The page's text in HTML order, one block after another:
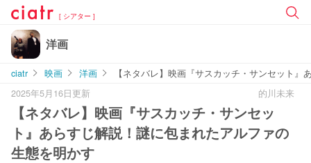
[ シアター ]
洋画
ciatr 映画 洋画
【ネタバレ】映画『サスカッチ・サンセット
2025年5月16日更新
的川未来
【ネタバレ】映画『サスカッチ・サンセッ
ト』あらすじ解説！謎に包まれたアルファの
生態を明かす